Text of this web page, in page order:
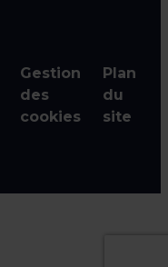
Gestion
des
cookies
Plan
du
site